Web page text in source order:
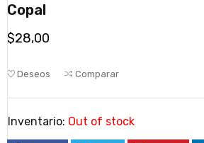
Copal
$28,00
Deseos Comparar
Inventario: Out of stock